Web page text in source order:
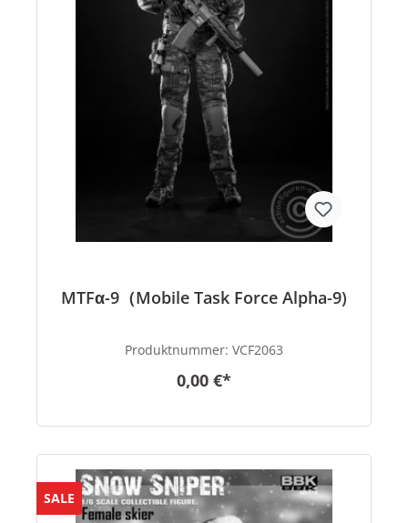
MTFα-9（Mobile Task Force Alpha-9)
Produktnummer: VCF2063
0,00 €*
SALE